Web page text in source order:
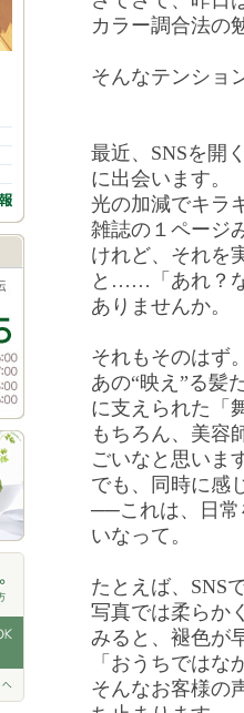
カラー調合法の
そんなテンショ
最近、SNSを開
に出会います。
光の加減でキラ
雑誌の１ページ
けれど、それを
と……「あれ？
ありませんか。
それもそのはず
あの“映え”る髪
に支えられた「
もちろん、美容
ごいなと思いま
でも、同時に感
──これは、日常
いなって。
たとえば、SNS
写真では柔らか
みると、褪色が
「おうちでは
そんなお客様の